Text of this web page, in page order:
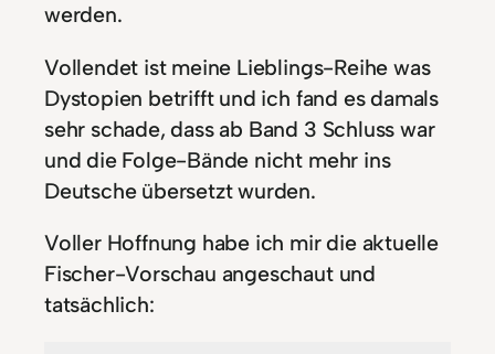
werden.
Vollendet ist meine Lieblings-Reihe was
Dystopien betrifft und ich fand es damals
sehr schade, dass ab Band 3 Schluss war
und die Folge-Bände nicht mehr ins
Deutsche übersetzt wurden.
Voller Hoffnung habe ich mir die aktuelle
Fischer-Vorschau angeschaut und
tatsächlich: